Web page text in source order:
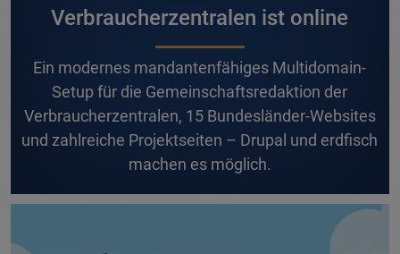
Verbraucherzentralen ist online
Ein modernes mandantenfähiges Multidomain-
Setup für die Gemeinschaftsredaktion der
Verbraucherzentralen, 15 Bundesländer-Websites
und zahlreiche Projektseiten – Drupal und erdfisch
machen es möglich.